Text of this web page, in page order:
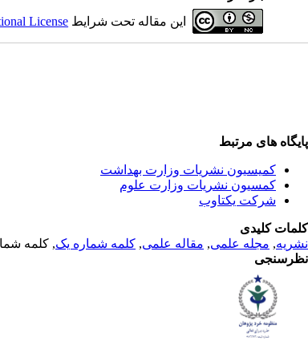
این مقاله تحت شرایط License
پایگاه های مرتبط
کمیسیون نشریات وزارت بهداشت
کمسیون نشریات وزارت علوم
شرکت یکتاوب
کلمات کلیدی
نشریه, مجله علمی, مقاله علمی, کلمه شماره یک, کلمه
نظرسنجی